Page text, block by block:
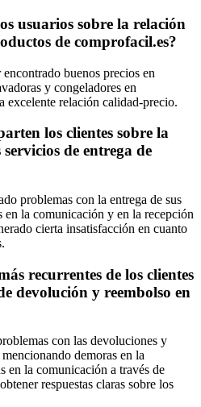
usuarios sobre la relación
de comprofacil.es?
buenos precios en
y congeladores en
excelente relación calidad-precio.
los clientes sobre la
de entrega de
problemas con la entrega de sus
en la comunicación y en la recepción
cierta insatisfacción en cuanto
recurrentes de los clientes
devolución y reembolso en
con las devoluciones y
demoras en la
en la comunicación a través de
respuestas claras sobre los